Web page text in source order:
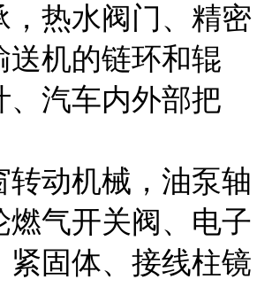
，热水阀门、精密
送机的链环和辊
、汽车内外部把
转动机械，油泵轴
燃气开关阀、电子
紧固体、接线柱镜